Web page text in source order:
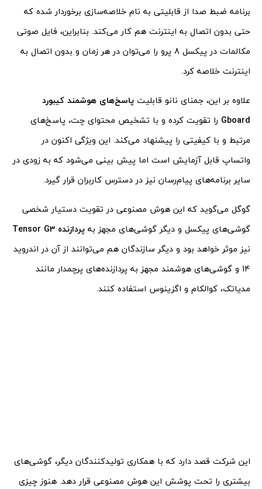
برنامه ضبط صدا از قابلیتی به نام خلاصه‌سازی برخوردار شده که
حتی بدون اتصال به اینترنت هم کار می‌کند. بنابراین، فایل صوتی
مکالمات در پیکسل 8 پرو را می‌توان در هر زمان و بدون اتصال به
اینترنت خلاصه کرد.
علاوه بر این، جمنای نانو قابلیت پاسخ‌های هوشمند کیبورد
Gboard را تقویت کرده و با تشخیص محتوای چت، پاسخ‌های
مرتبط و با کیفیتی را پیشنهاد می‌کند. این ویژگی اکنون در
واتساپ قابل آزمایش است اما پیش بینی می‌شود که به زودی در
سایر برنامه‌های پیام‌رسان نیز در دسترس کاربران قرار گیرد.
گوگل می‌گوید که این هوش مصنوعی در تقویت دستیار شخصی
گوشی‌های پیکسل و دیگر گوشی‌های مجهز به پردازنده Tensor G3
نیز موثر خواهد بود و دیگر سازندگان هم می‌توانند از آن در اندروید
14 و گوشی‌های هوشمند مجهز به پردازنده‌های پرچمدار مانند
مدیاتک، کوالکام و اگزینوس استفاده کنند.
این شرکت قصد دارد که با همکاری تولیدکنندگان دیگر، گوشی‌های
بیشتری را تحت پوشش این هوش مصنوعی قرار دهد. هنوز چیزی